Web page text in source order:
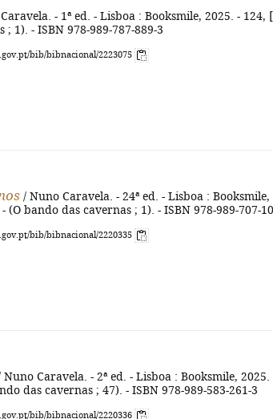
- 1ª ed. - Lisboa : Booksmile, 2025. - 124,
1). - ISBN 978-989-787-889-3
bib/bibnacional/2223075
/ Nuno Caravela. - 24ª ed. - Lisboa : Booksmile,
(O bando das cavernas ; 1). - ISBN 978-989-707-
bib/bibnacional/2220335
Nuno Caravela. - 2ª ed. - Lisboa : Booksmile, 2025.
das cavernas ; 47). - ISBN 978-989-583-261-3
bib/bibnacional/2220336